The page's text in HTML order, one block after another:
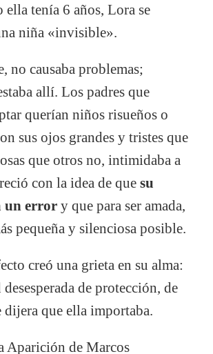
ella tenía 6 años, Lora se
niña «invisible».
no causaba problemas;
allí. Los padres que
querían niños risueños o
sus ojos grandes y tristes que
que otros no, intimidaba a
con la idea de quesu
un error y que para ser amada,
pequeña y silenciosa posible.
creó una grieta en su alma:
desesperada de protección, de
dijera que ella importaba.
Aparición de Marcos